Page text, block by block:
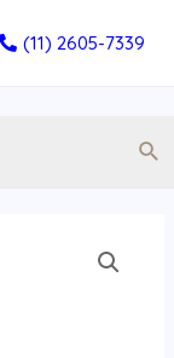
(11) 2605-7339